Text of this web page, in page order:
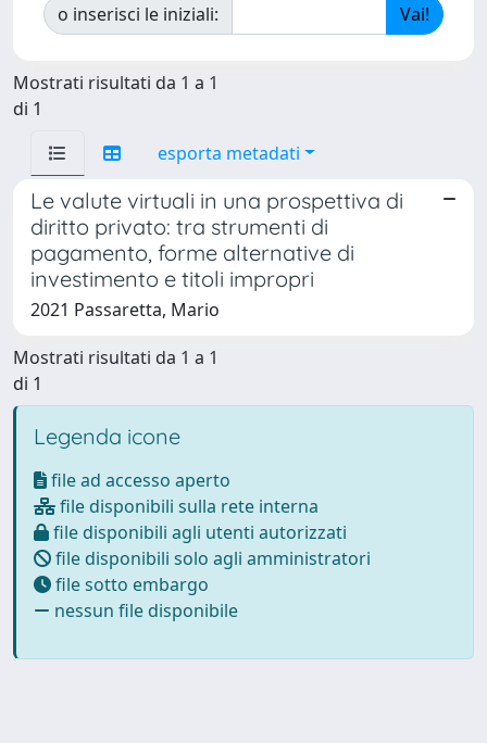
o inserisci le iniziali:
Mostrati risultati da 1 a 1
di 1
esporta metadati
Le valute virtuali in una prospettiva di
diritto privato: tra strumenti di
pagamento, forme alternative di
investimento e titoli impropri
2021 Passaretta, Mario
Mostrati risultati da 1 a 1
di 1
Legenda icone
file ad accesso aperto
file disponibili sulla rete interna
file disponibili agli utenti autorizzati
file disponibili solo agli amministratori
file sotto embargo
nessun file disponibile